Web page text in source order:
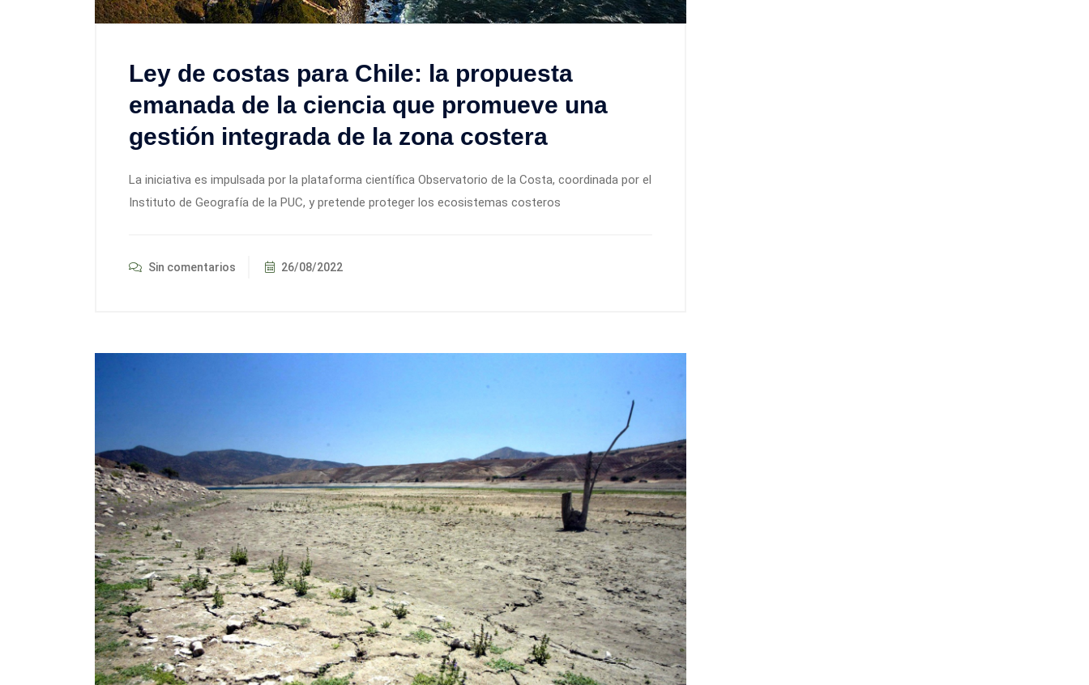
Ley de costas para Chile: la propuesta
emanada de la ciencia que promueve una
gestión integrada de la zona costera
La iniciativa es impulsada por la plataforma científica Observatorio de la Costa, coordinada por el
Instituto de Geografía de la PUC, y pretende proteger los ecosistemas costeros
Sin comentarios 26/08/2022